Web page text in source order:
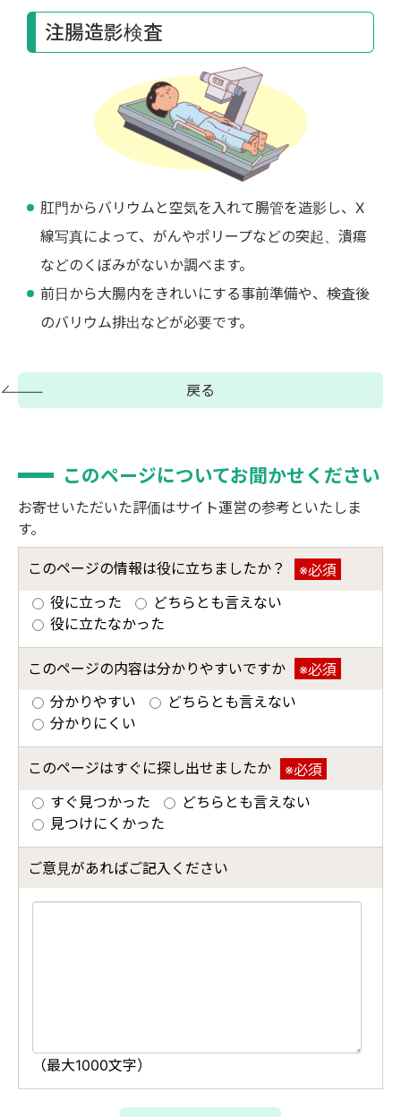
注腸造影検査
肛門からバリウムと空気を入れて腸管を造影し、X
線写真によって、がんやポリープなどの突起、潰瘍
などのくぼみがないか調べます。
前日から大腸内をきれいにする事前準備や、検査後
のバリウム排出などが必要です。
戻る
このページについてお聞かせください
お寄せいただいた評価はサイト運営の参考といたしま
す。